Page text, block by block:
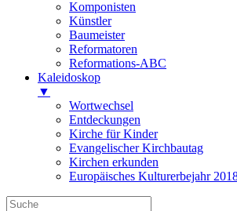
Komponisten
Künstler
Baumeister
Reformatoren
Reformations-ABC
Kaleidoskop
▼
Wortwechsel
Entdeckungen
Kirche für Kinder
Evangelischer Kirchbautag
Kirchen erkunden
Europäisches Kulturerbejahr